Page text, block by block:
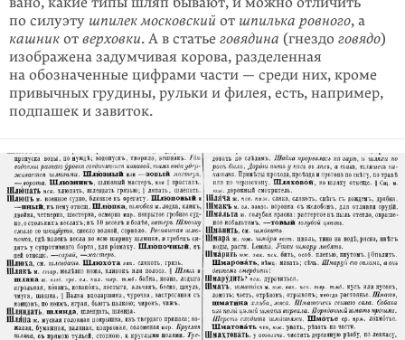
по силуэту шпилек москов­ский от шпилька ровного, а
кашник от верховки. А в статье говядина (гнездо говядо)
изображена задумчивая корова, разделенная
на обозначенные цифрами части — среди них, кроме
привычных грудины, рульки и филея, есть, напри­мер,
подпашек и завиток.